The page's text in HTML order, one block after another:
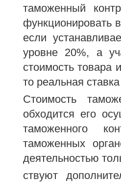
таможенный
функционировать
если
уровне 20%, а
стоимость товара
то реальная
Стоимость
обходится его
таможенного
таможенных
деятельностью
ствуют